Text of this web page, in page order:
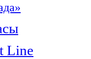
Line